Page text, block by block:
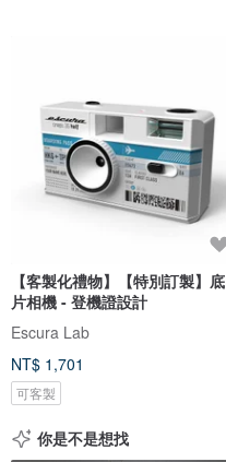
【客製化禮物】【特別訂製】底
片相機 - 登機證設計
Escura Lab
NT$ 1,701
可客製
你是不是想找